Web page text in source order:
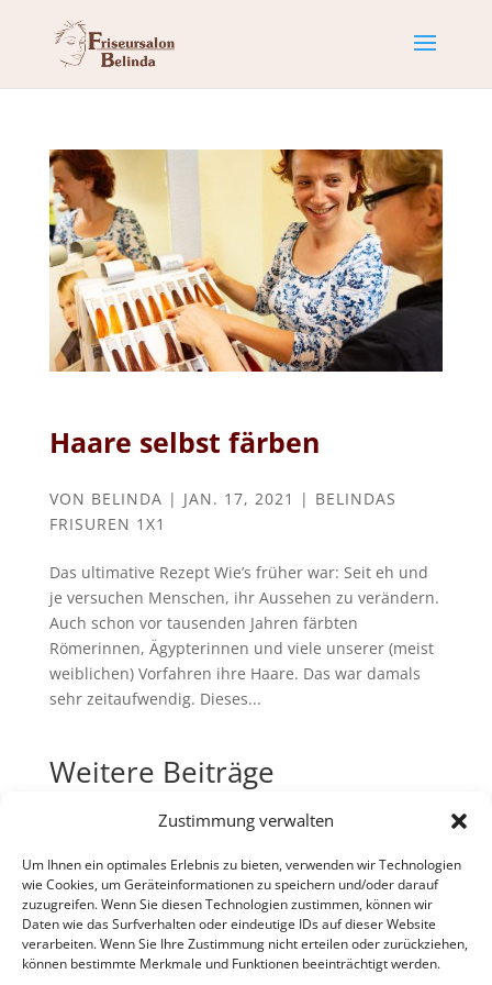
Zustimmung verwalten
Um Ihnen ein optimales Erlebnis zu bieten, verwenden wir Technologien
wie Cookies, um Geräteinformationen zu speichern und/oder darauf
zuzugreifen. Wenn Sie diesen Technologien zustimmen, können wir
Daten wie das Surfverhalten oder eindeutige IDs auf dieser Website
verarbeiten. Wenn Sie Ihre Zustimmung nicht erteilen oder zurückziehen,
können bestimmte Merkmale und Funktionen beeinträchtigt werden.
Haare selbst färben
VON BELINDA | JAN. 17, 2021 | BELINDAS
FRISUREN 1X1
Das ultimative Rezept Wie’s früher war: Seit eh und
je versuchen Menschen, ihr Aussehen zu verändern.
Auch schon vor tausenden Jahren färbten
Römerinnen, Ägypterinnen und viele unserer (meist
weiblichen) Vorfahren ihre Haare. Das war damals
sehr zeitaufwendig. Dieses...
Weitere Beiträge
Haare selbst färben
Styling in Farbe
Kostenlose Beratung für Ihre
Haarpflege
Leuchtend weißes Haar